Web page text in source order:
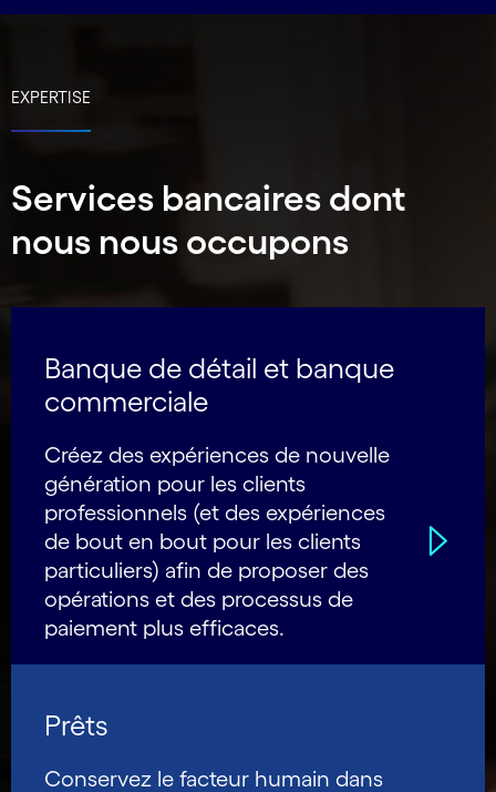
EXPERTISE
Services bancaires dont
nous nous occupons
Banque de détail et banque
commerciale
Créez des expériences de nouvelle
génération pour les clients
professionnels (et des expériences
de bout en bout pour les clients
particuliers) afin de proposer des
opérations et des processus de
paiement plus efficaces.
Prêts
Conservez le facteur humain dans